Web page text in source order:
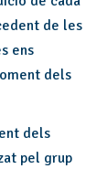
de les
ens
dels
dels
pel grup